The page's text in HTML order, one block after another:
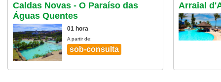
Caldas Novas - O Paraíso das
Águas Quentes
01 hora
A partir de:
sob-consulta
Arraial